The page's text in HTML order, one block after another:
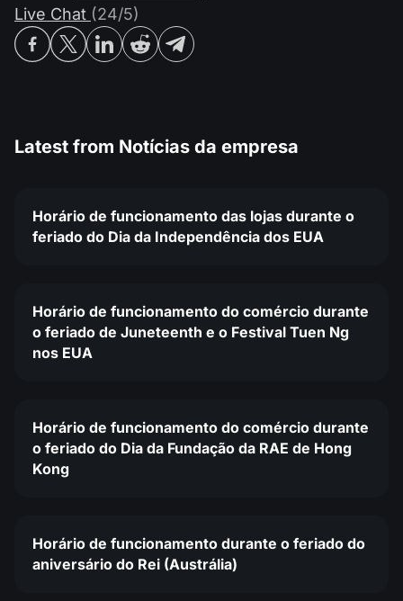
Live Chat (24/5)
Latest from Notícias da empresa
Horário de funcionamento das lojas durante o
feriado do Dia da Independência dos EUA
Horário de funcionamento do comércio durante
o feriado de Juneteenth e o Festival Tuen Ng
nos EUA
Horário de funcionamento do comércio durante
o feriado do Dia da Fundação da RAE de Hong
Kong
Horário de funcionamento durante o feriado do
aniversário do Rei (Austrália)